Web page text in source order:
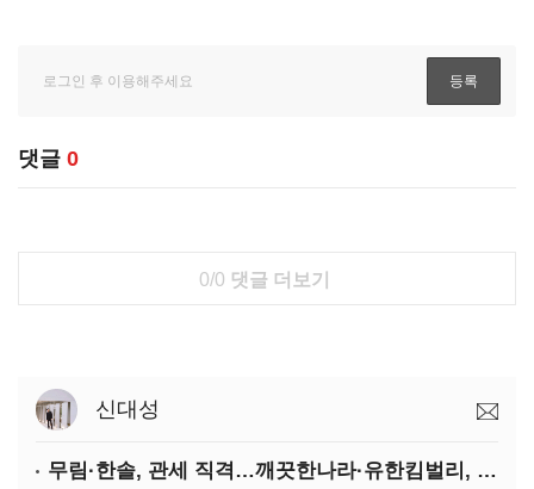
댓글 0
0/0 댓글 더보기
신대성
무림·한솔, 관세 직격…깨끗한나라·유한킴벌리, 수익성 악화